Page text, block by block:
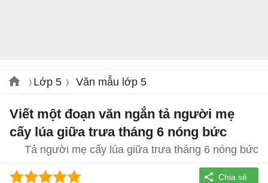
Lớp 5 Văn mẫu lớp 5
Viết một đoạn văn ngắn tả người mẹ
cấy lúa giữa trưa tháng 6 nóng bức
Tả người mẹ cấy lúa giữa trưa tháng 6 nóng bức